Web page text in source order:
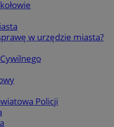
w urzędzie miasta?
Policji